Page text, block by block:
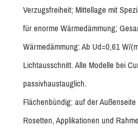
Verzugsfreiheit; Mittellage mit
für enorme Wärmedämmung;
Wärmedämmung: Ab Ud=0,61 W/
Lichtausschnitt. Alle Modelle bei
passivhaustauglich.
Flächenbündig: auf der
Rosetten, Applikationen und